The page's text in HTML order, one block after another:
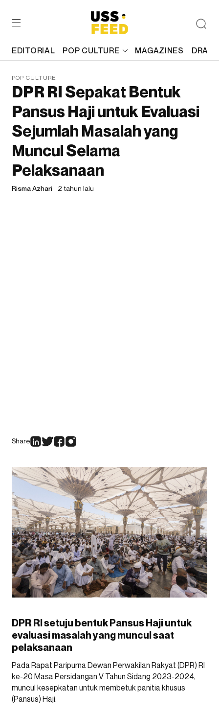
EDITORIAL POP CULTURE MAGAZINES
POP CULTURE
DPR RI Sepakat Bentuk
Pansus Haji untuk Evaluasi
Sejumlah Masalah yang
Muncul Selama
Pelaksanaan
Risma Azhari 2 tahun lalu
Share
DPR RI setuju bentuk Pansus Haji untuk
evaluasi masalah yang muncul saat
pelaksanaan
Pada Rapat Paripurna Dewan Perwakilan Rakyat (DPR) RI
ke-20 Masa Persidangan V Tahun Sidang 2023-2024,
muncul kesepkatan untuk membetuk panitia khusus
(Pansus) Haji.